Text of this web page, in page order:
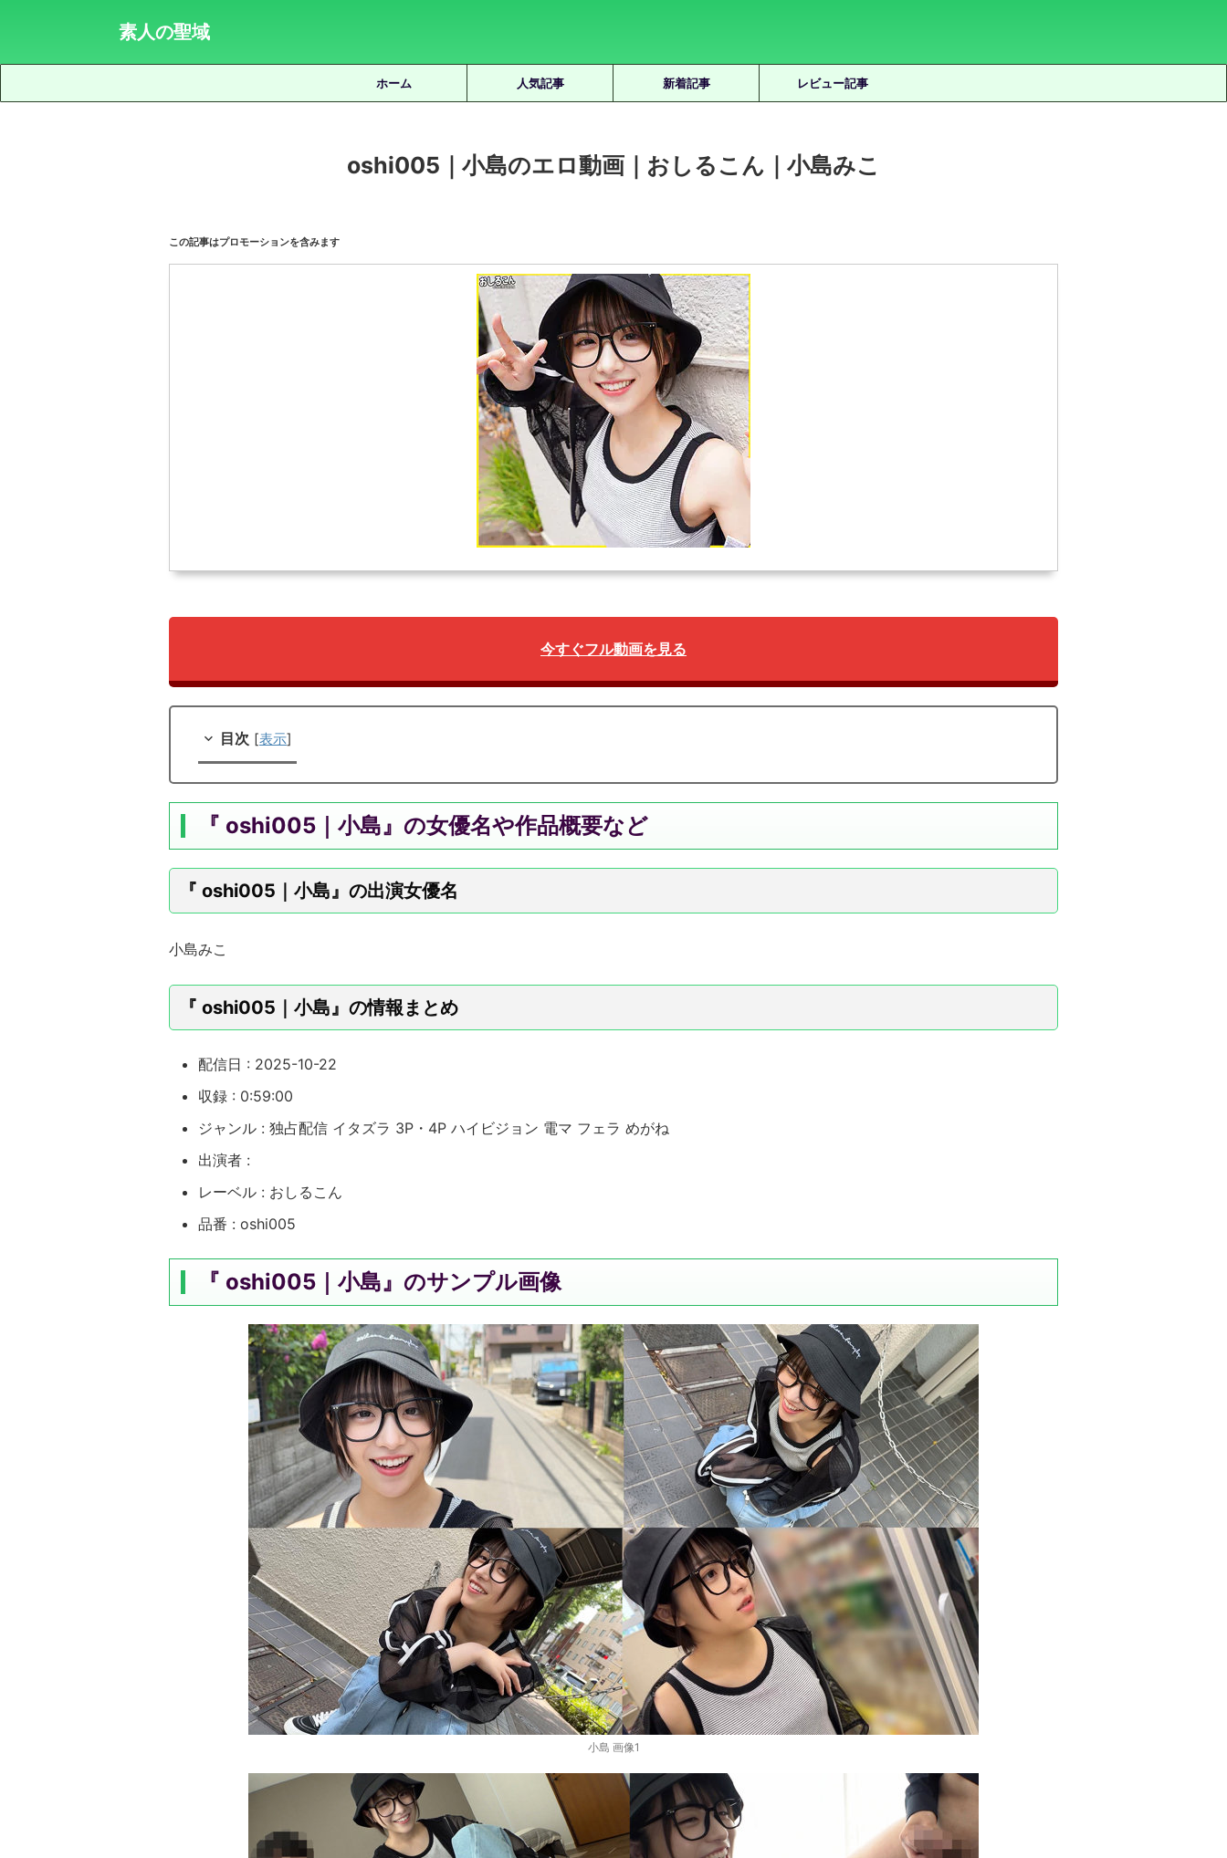
素人の聖域
ホーム 人気記事 新着記事 レビュー記事
oshi005｜小島のエロ動画｜おしるこん｜小島みこ
この記事はプロモーションを含みます
今すぐフル動画を見る
目次 [表示]
『 oshi005｜小島』の女優名や作品概要など
『 oshi005｜小島』の出演女優名
小島みこ
『 oshi005｜小島』の情報まとめ
配信日 : 2025-10-22
収録 : 0:59:00
ジャンル : 独占配信 イタズラ 3P・4P ハイビジョン 電マ フェラ めがね
出演者 :
レーベル : おしるこん
品番 : oshi005
『 oshi005｜小島』のサンプル画像
小島 画像1